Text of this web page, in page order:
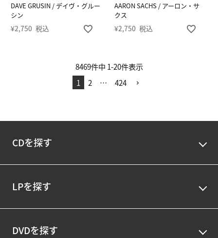
DAVE GRUSIN / デイヴ・グルー
シン
¥2,750 税込
AARON SACHS / アーロン・サ
クス
¥2,750 税込
8469件中 1-20件表示
1
2 … 424
CDを探す
LPを探す
DVDを探す